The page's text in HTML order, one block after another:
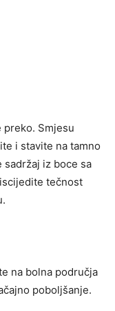
Smjesu
i stavite na tamno
sadržaj iz boce sa
tečnost
na bolna područja
poboljšanje.